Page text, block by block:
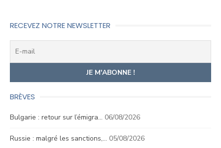
RECEVEZ NOTRE NEWSLETTER
BRÈVES
Bulgarie : retour sur l’émigra… 06/08/2026
Russie : malgré les sanctions,… 05/08/2026